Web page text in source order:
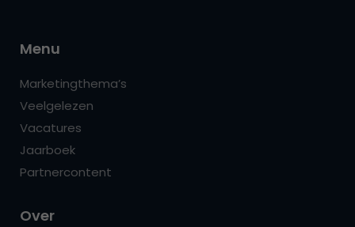
Menu
Marketingthema’s
Veelgelezen
Vacatures
Jaarboek
Partnercontent
Over